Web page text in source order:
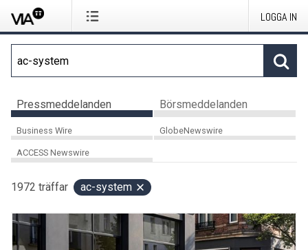
LOGGA IN
Pressmeddelanden Börsmeddelanden
Business Wire GlobeNewswire
ACCESS Newswire
1972 träffar ac-system